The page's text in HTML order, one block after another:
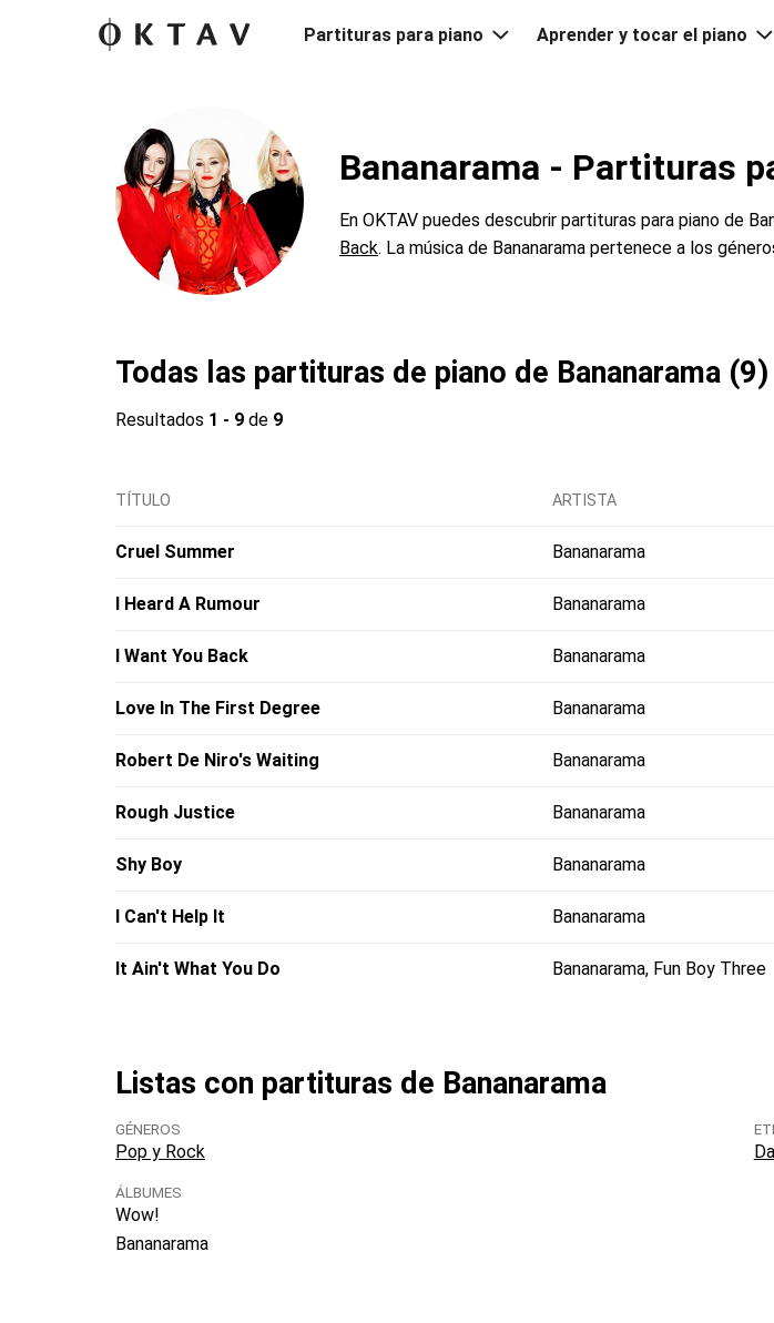
Partituras para piano Aprender y tocar el piano
Bananarama - Partituras
En OKTAV puedes descubrir partituras para piano de
Back. La música de Bananarama pertenece a los
Todas las partituras de piano de Bananarama (9)
Resultados 1 - 9 de 9
TÍTULO ARTISTA
Cruel Summer Bananarama
I Heard A Rumour Bananarama
I Want You Back Bananarama
Love In The First Degree Bananarama
Robert De Niro's Waiting Bananarama
Rough Justice Bananarama
Shy Boy Bananarama
I Can't Help It Bananarama
It Ain't What You Do Bananarama, Fun Boy Three
Listas con partituras de Bananarama
GÉNEROS
Pop y Rock
ÁLBUMES
Wow!
Bananarama